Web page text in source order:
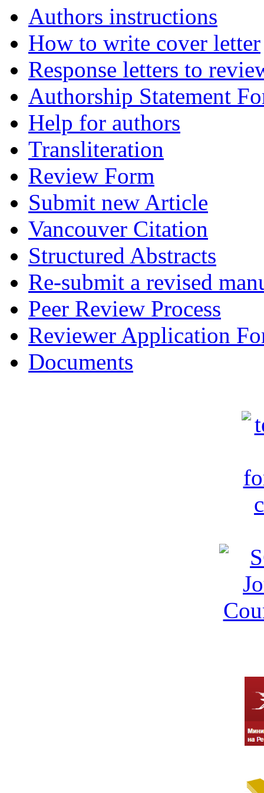
Authors instructions
How to write cover letter
Response letters to
Authorship Statement
Help for authors
Transliteration
Review Form
Submit new Article
Vancouver Citation
Structured Abstracts
Re-submit a revised
Peer Review Process
Reviewer Application
Documents